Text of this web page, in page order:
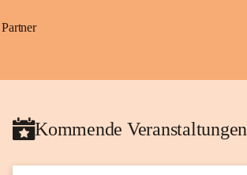
Partner
Kommende Veranstaltungen